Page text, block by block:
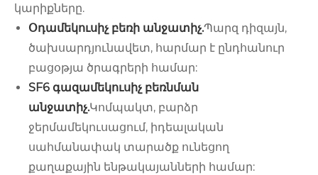
կարիքները.
Օդամեկուսիչ բեռի անջատիչ.Պարզ դիզայն,
ծախսարդյունավետ, հարմար է ընդհանուր
բացօթյա ծրագրերի համար:
SF6 գազամեկուսիչ բեռնման
անջատիչ.Կոմպակտ, բարձր
ջերմամեկուսացում, իդեալական
սահմանափակ տարածք ունեցող
քաղաքային ենթակայանների համար: